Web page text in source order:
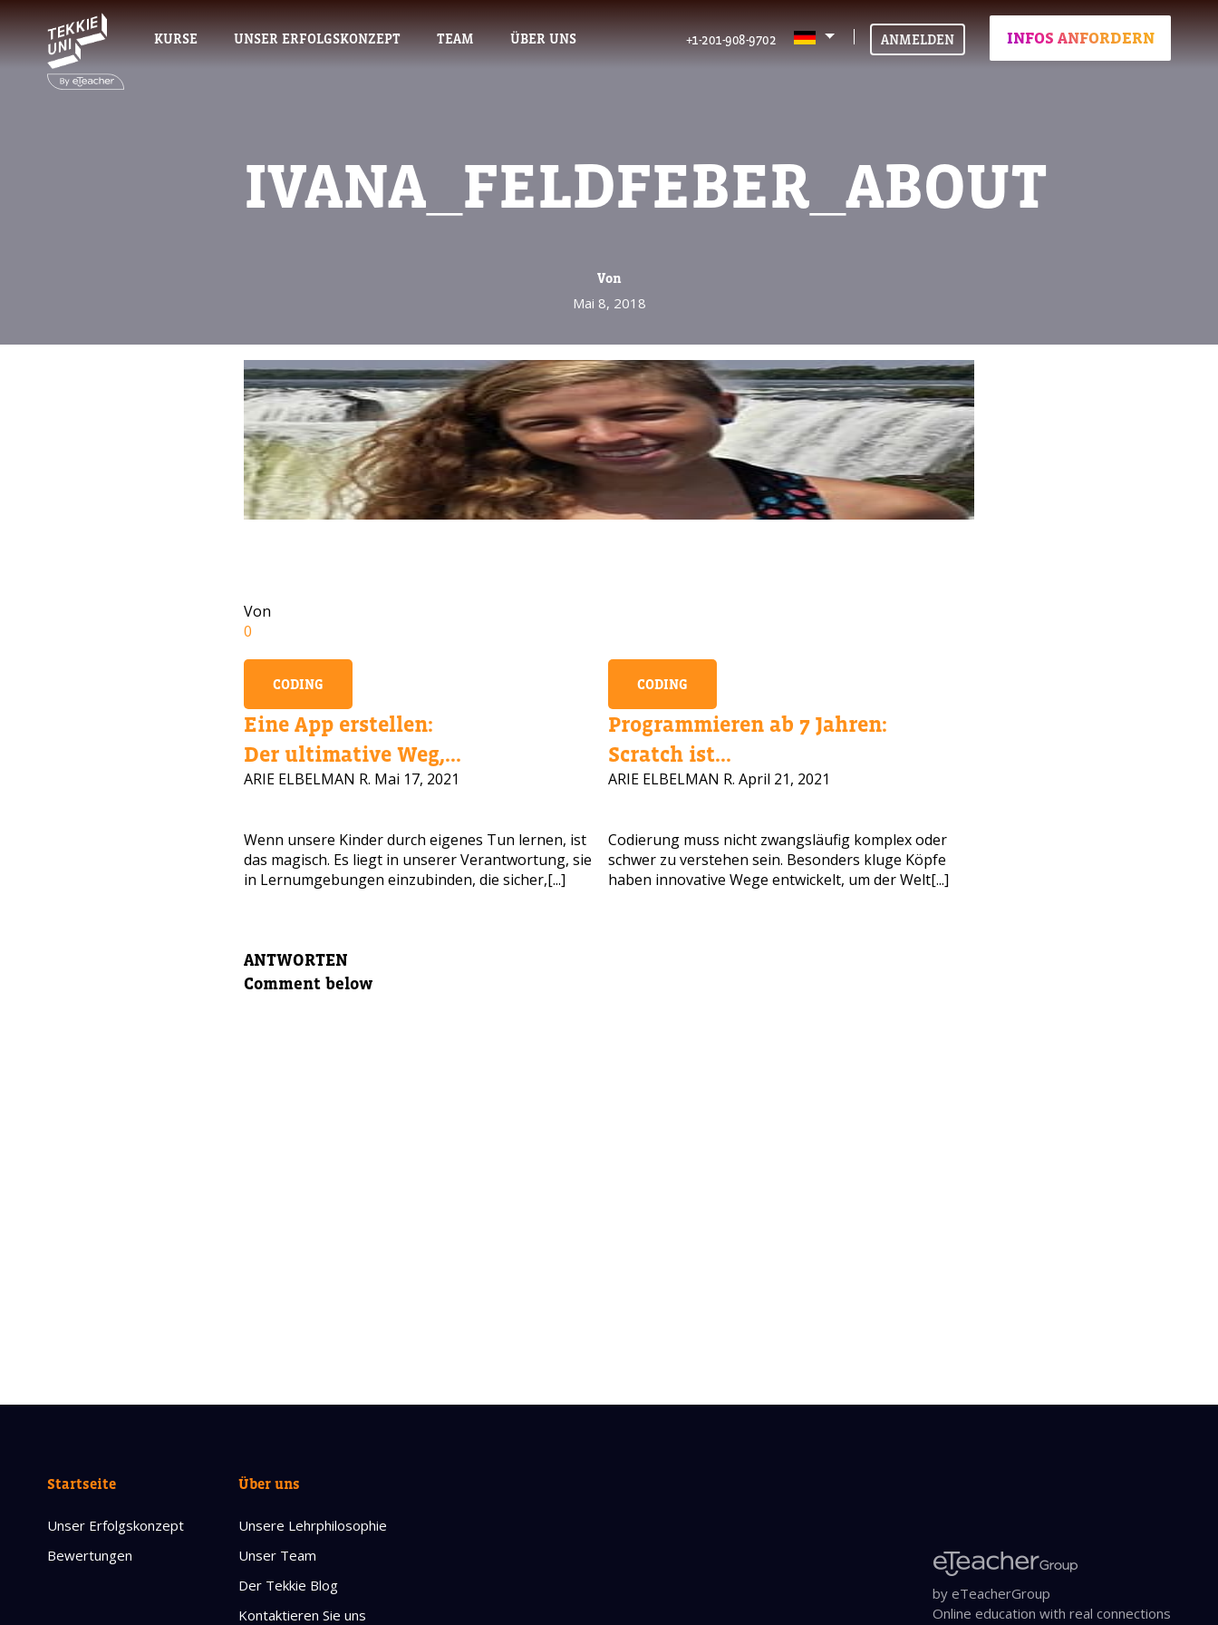
KURSE UNSER ERFOLGSKONZEPT TEAM ÜBER UNS INFOS ANFORDERN
+1-201-908-9702 ANMELDEN
IVANA_FELDFEBER_ABOUT
Von
Mai 8, 2018
Von
0
CODING
Eine App erstellen:
Der ultimative Weg,...
ARIE ELBELMAN R. Mai 17, 2021
Wenn unsere Kinder durch eigenes Tun lernen, ist
das magisch. Es liegt in unserer Verantwortung, sie
in Lernumgebungen einzubinden, die sicher,[...]
CODING
Programmieren ab 7 Jahren:
Scratch ist...
ARIE ELBELMAN R. April 21, 2021
Codierung muss nicht zwangsläufig komplex oder
schwer zu verstehen sein. Besonders kluge Köpfe
haben innovative Wege entwickelt, um der Welt[...]
ANTWORTEN
Comment below
Startseite
Unser Erfolgskonzept
Bewertungen
Über uns
Unsere Lehrphilosophie
Unser Team
Der Tekkie Blog
Kontaktieren Sie uns
by eTeacherGroup
Online education with real connections
BRAUCHEN SIE HILFE BEI DER KURSAUSWAHL?
Hinterlassen Sie Ihre Daten und wir melden uns bald zurück!
Eltern vollständiger Name
Alter Ihres Kindes
Alter Ihres Kindes